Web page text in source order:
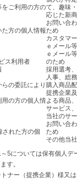
をご利用の方のて、趣味
応じた新
方の個人情報
お問い合
ため
ス利用者
カスタマ
ｅメール
ｅメール
のため
採用選考
人事、総
の委託により
用の方の個人情
購入商品
提携企業
よる商品、
サービス
された方の個
当社のサ
お問い合
ため
その他当
5については保有個人
す。
ナー（提携企業）様又